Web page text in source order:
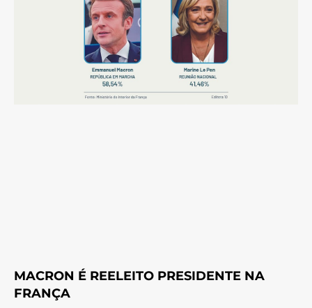
MACRON É REELEITO PRESIDENTE NA
FRANÇA